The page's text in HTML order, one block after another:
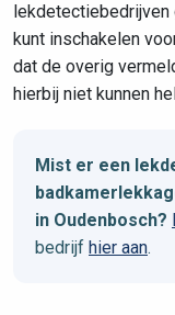
lekdetectiebedrijven
kunt inschakelen
dat de overig
hierbij niet kunnen
Mist er een
in Oudenbosch?
bedrijf hier aan.